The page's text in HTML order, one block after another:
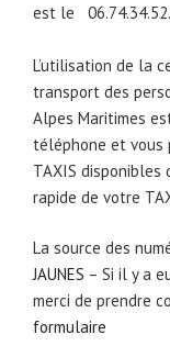
est le
L’utilisation de la
transport des
Alpes Maritimes
téléphone et vous
TAXIS
rapide de votre
La source des
JAUNES – Si il y a
merci de prendre
formulaire